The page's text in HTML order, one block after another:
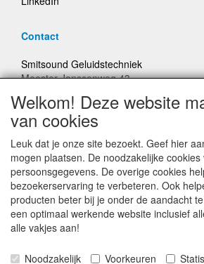
Contact
Smitsound Geluidstechniek
Meester Janssenweg 43
E-mail: info@smitsound.nl
Telefoon: +31-(0)6-22256322
Bestellingen binnen Nederland,
voor € 6,95
Prijzen inclusief 21% BTW, tenzij
Welkom! Deze website
van cookies
Leuk dat je onze site bezoekt. Geef hier
mogen plaatsen. De noodzakelijke
persoonsgegevens. De overige cookies
bezoekerservaring te verbeteren. Ook
producten beter bij je onder de aandacht
een optimaal werkende website inclusief
alle vakjes aan!
Noodzakelijk Voorkeuren